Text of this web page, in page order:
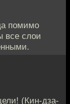
помимо
все слои
(Кин-дза-